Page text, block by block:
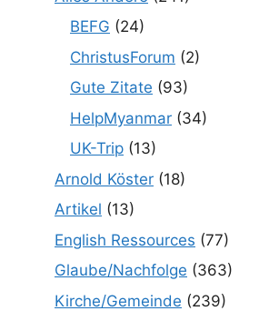
BEFG (24)
ChristusForum (2)
Gute Zitate (93)
HelpMyanmar (34)
UK-Trip (13)
Arnold Köster (18)
Artikel (13)
English Ressources (77)
Glaube/Nachfolge (363)
Kirche/Gemeinde (239)